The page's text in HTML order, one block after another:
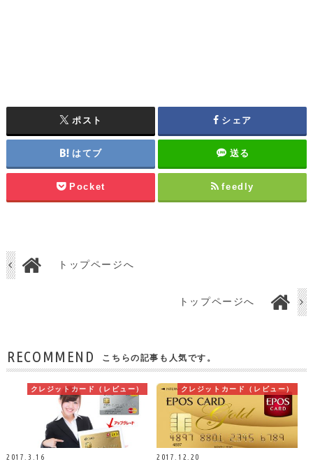
ポスト シェア
はてブ 送る
Pocket feedly
トップページへ
トップページへ
RECOMMEND こちらの記事も人気です。
クレジットカード（レビュー）
2017.3.16
クレジットカード（レビュー）
2017.12.20